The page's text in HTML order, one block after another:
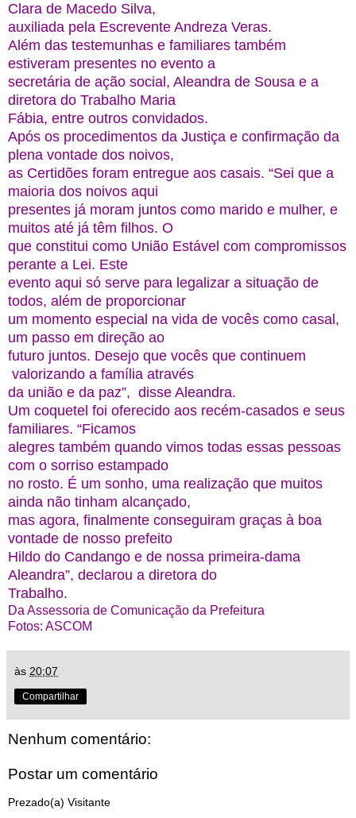
Clara de Macedo Silva,
auxiliada pela Escrevente Andreza Veras.
Além das testemunhas e familiares também
estiveram presentes no evento a
secretária de ação social, Aleandra de Sousa e a
diretora do Trabalho Maria
Fábia, entre outros convidados.
Após os procedimentos da Justiça e confirmação da
plena vontade dos noivos,
as Certidões foram entregue aos casais. “Sei que a
maioria dos noivos aqui
presentes já moram juntos como marido e mulher, e
muitos até já têm filhos. O
que constitui como União Estável com compromissos
perante a Lei. Este
evento aqui só serve para legalizar a situação de
todos, além de proporcionar
um momento especial na vida de vocês como casal,
um passo em direção ao
futuro juntos. Desejo que vocês que continuem
valorizando a família através
da união e da paz”, disse Aleandra.
Um coquetel foi oferecido aos recém-casados e seus
familiares. “Ficamos
alegres também quando vimos todas essas pessoas
com o sorriso estampado
no rosto. É um sonho, uma realização que muitos
ainda não tinham alcançado,
mas agora, finalmente conseguiram graças à boa
vontade de nosso prefeito
Hildo do Candango e de nossa primeira-dama
Aleandra”, declarou a diretora do
Trabalho.
Da Assessoria de Comunicação da Prefeitura
Fotos: ASCOM
às 20:07
Compartilhar
Nenhum comentário:
Postar um comentário
Prezado(a) Visitante